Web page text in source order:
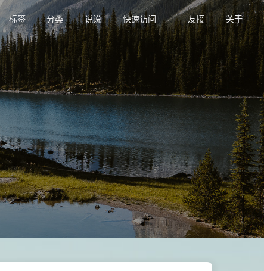
标签 分类 说说 快速访问 友接 关于